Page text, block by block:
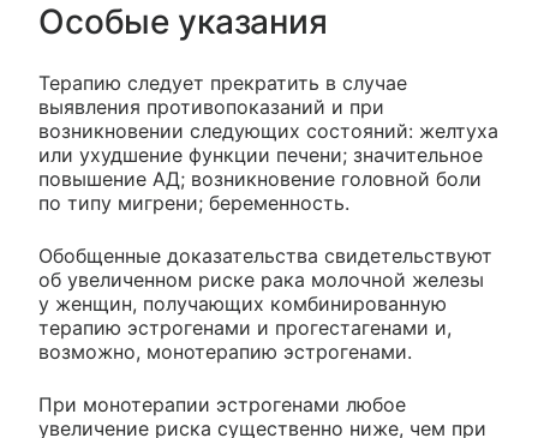
Особые указания
Терапию следует прекратить в случае
выявления противопоказаний и при
возникновении следующих состояний: желтуха
или ухудшение функции печени; значительное
повышение АД; возникновение головной боли
по типу мигрени; беременность.
Обобщенные доказательства свидетельствуют
об увеличенном риске рака молочной железы
у женщин, получающих комбинированную
терапию эстрогенами и прогестагенами и,
возможно, монотерапию эстрогенами.
При монотерапии эстрогенами любое
увеличение риска существенно ниже, чем при